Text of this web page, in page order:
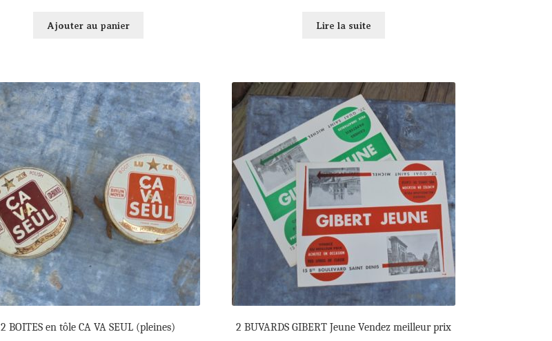
Ajouter au panier Lire la suite
2 BOITES en tôle CA VA SEUL (pleines) 2 BUVARDS GIBERT Jeune Vendez meilleur prix